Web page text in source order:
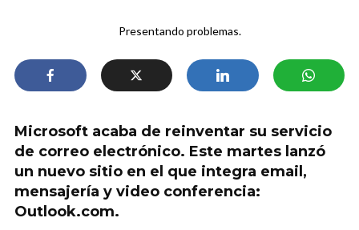
Presentando problemas.
Microsoft acaba de reinventar su servicio
de correo electrónico. Este martes lanzó
un nuevo sitio en el que integra email,
mensajería y video conferencia:
Outlook.com.